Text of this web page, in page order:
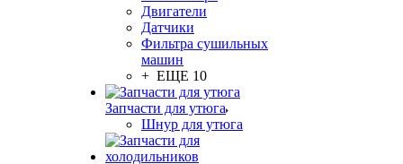
Двигатели
Датчики
Фильтра сушильных
машин
+ ЕЩЕ 10
Запчасти для утюга
Шнур для утюга